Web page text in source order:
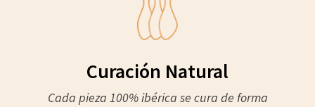
Curación Natural
Cada pieza 100% ibérica se cura de forma